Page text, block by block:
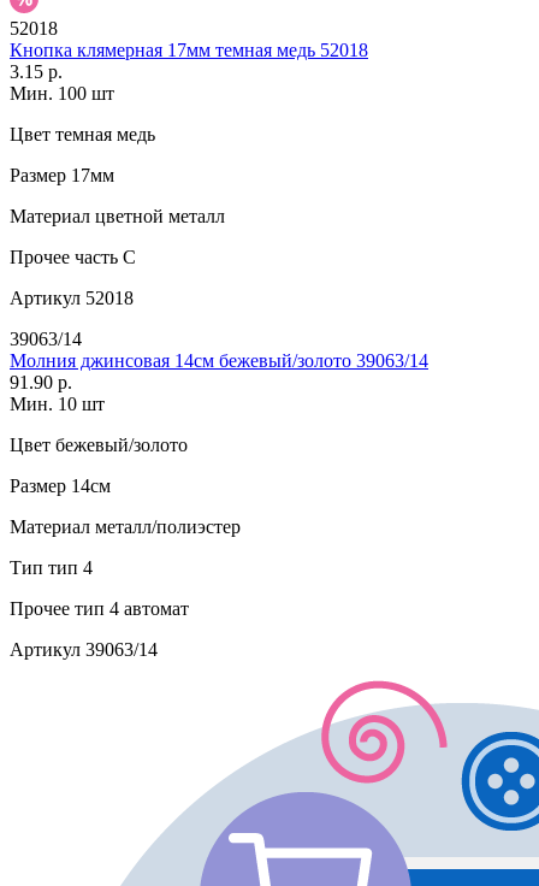
52018
Кнопка клямерная 17мм темная медь 52018
3.15 р.
Мин. 100 шт
Цвет темная медь
Размер 17мм
Материал цветной металл
Прочее часть С
Артикул 52018
39063/14
Молния джинсовая 14см бежевый/золото 39063/14
91.90 р.
Мин. 10 шт
Цвет бежевый/золото
Размер 14см
Материал металл/полиэстер
Тип тип 4
Прочее тип 4 автомат
Артикул 39063/14